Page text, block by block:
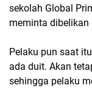
sekolah Global
meminta dibelikan
Pelaku pun saat
ada duit. Akan
sehingga pelaku